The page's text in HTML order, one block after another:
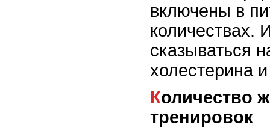
включены в
количествах.
сказываться
холестерина
Количество жиров в питании после
тренировок